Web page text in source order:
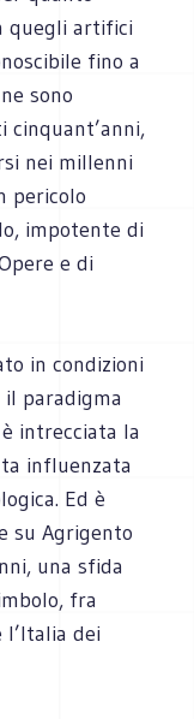
quegli artifici
fino a
sono
nei millenni
pericolo
impotente di
e di
in condizioni
paradigma
intrecciata la
influenzata
Ed è
su Agrigento
una sfida
fra
dei